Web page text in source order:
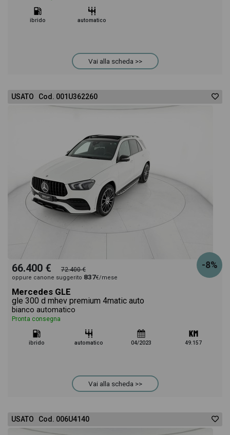
ibrido automatico
Vai alla scheda >>
USATO Cod. 001U362260
-8%
66.400 € 72.400 €
oppure canone suggerito 837€/mese
Mercedes GLE
gle 300 d mhev premium 4matic auto
bianco automatico
Pronta consegna
ibrido automatico 04/2023 49.157
Vai alla scheda >>
USATO Cod. 006U4140